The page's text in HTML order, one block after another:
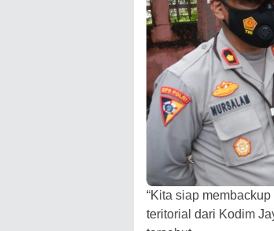
“Kita siap
teritorial dari Kodim